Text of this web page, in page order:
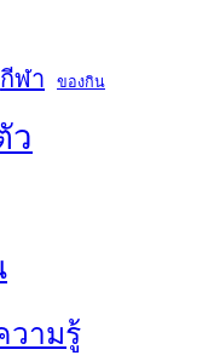
กีฬา ของกิน
ว
วามรู้